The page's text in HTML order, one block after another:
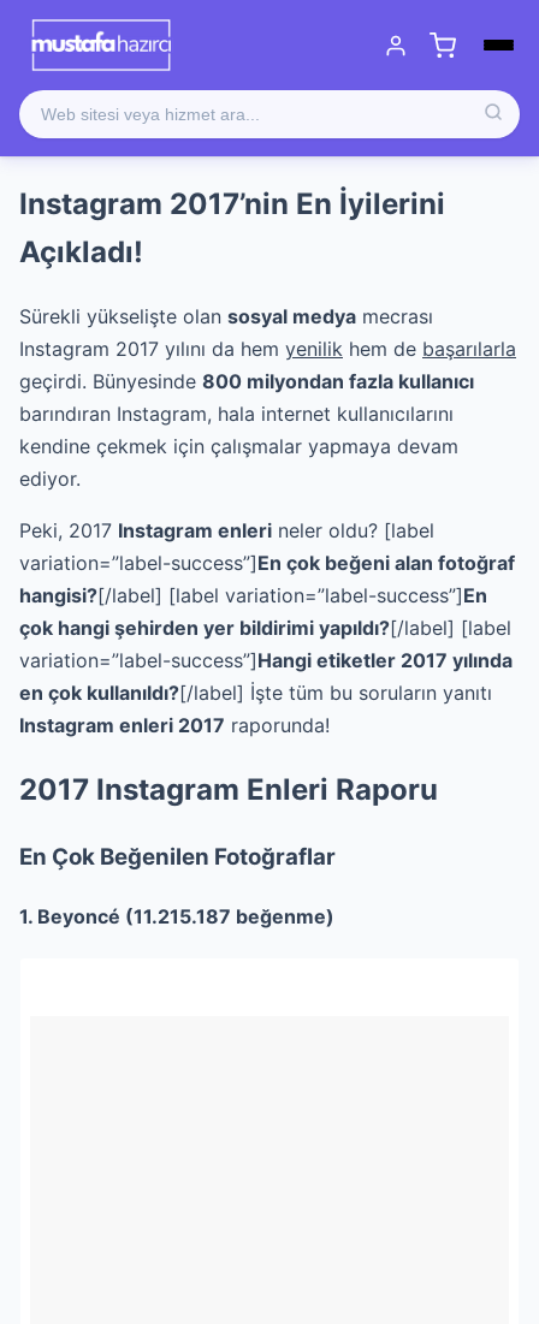
Instagram 2017’nin En İyilerini
Açıkladı!
Sürekli yükselişte olan sosyal medya mecrası
Instagram 2017 yılını da hem yenilik hem de başarılarla
geçirdi. Bünyesinde 800 milyondan fazla kullanıcı
barındıran Instagram, hala internet kullanıcılarını
kendine çekmek için çalışmalar yapmaya devam
ediyor.
Peki, 2017 Instagram enleri neler oldu? [label
variation=”label-success”]En çok beğeni alan fotoğraf
hangisi?[/label] [label variation=”label-success”]En
çok hangi şehirden yer bildirimi yapıldı?[/label] [label
variation=”label-success”]Hangi etiketler 2017 yılında
en çok kullanıldı?[/label] İşte tüm bu soruların yanıtı
Instagram enleri 2017 raporunda!
2017 Instagram Enleri Raporu
En Çok Beğenilen Fotoğraflar
1. Beyoncé (11.215.187 beğenme)